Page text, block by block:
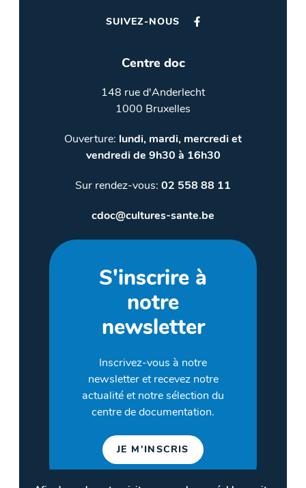
SUIVEZ-NOUS
Centre doc
148 rue d'Anderlecht
1000 Bruxelles
Ouverture: lundi, mardi, mercredi et
vendredi de 9h30 à 16h30
Sur rendez-vous: 02 558 88 11
cdoc@cultures-sante.be
S'inscrire à
notre
newsletter
Inscrivez-vous à notre
newsletter et recevez notre
actualité et notre sélection du
centre de documentation.
JE M'INSCRIS